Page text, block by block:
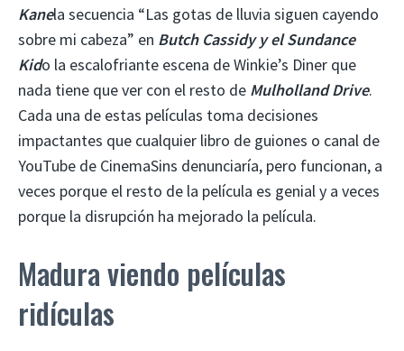
Kanela secuencia “Las gotas de lluvia siguen cayendo
sobre mi cabeza” en Butch Cassidy y el Sundance
Kido la escalofriante escena de Winkie’s Diner que
nada tiene que ver con el resto de Mulholland Drive.
Cada una de estas películas toma decisiones
impactantes que cualquier libro de guiones o canal de
YouTube de CinemaSins denunciaría, pero funcionan, a
veces porque el resto de la película es genial y a veces
porque la disrupción ha mejorado la película.
Madura viendo películas
ridículas